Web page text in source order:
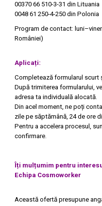
00370 66 510-3-31 din Lituania
0048 61 250-4-250 din Polonia
Program de contact:
României)
Aplicați:
Completează formularul scurt
După trimiterea formularului,
adresa ta individuală alocată.
Din acel moment, ne poți
zile pe săptămână, 24 de ore
Pentru a accelera procesul,
confirmare.
Îți mulțumim pentru
Echipa Cosmoworker
Această ofertă presupune